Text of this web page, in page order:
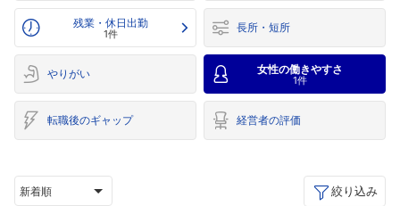
残業・休日出勤
1件 長所・短所
やりがい 女性の働きやすさ
1件
転職後のギャップ 経営者の評価
新着順 絞り込み